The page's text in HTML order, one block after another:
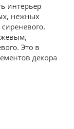
интерьер
нежных
Это в
декора